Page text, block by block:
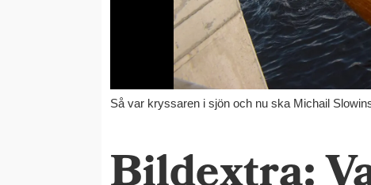
Så var kryssaren i sjön och nu ska Michail